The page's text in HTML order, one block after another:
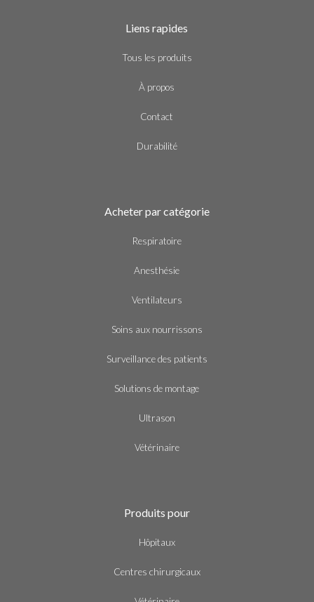
Liens rapides
Tous les produits
À propos
Contact
Durabilité
Acheter par catégorie
Respiratoire
Anesthésie
Ventilateurs
Soins aux nourrissons
Surveillance des patients
Solutions de montage
Ultrason
Vétérinaire
Produits pour
Hôpitaux
Centres chirurgicaux